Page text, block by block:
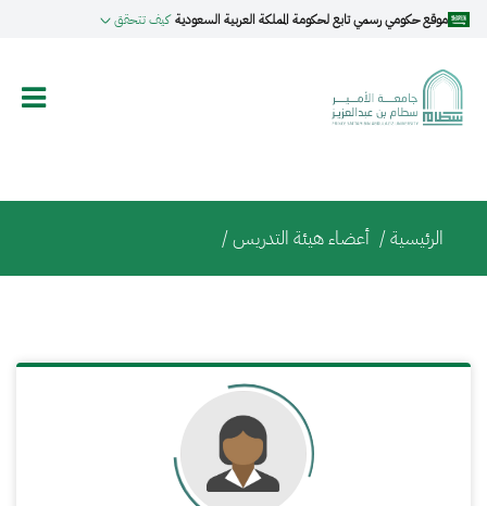
تجاوز
الرئيسي
موقع حكومي رسمي تابع لحكومة المملكة العربية السعودية كيف تتحقق
Breadcrumb
الرئيسية/ أعضاء هيئة التدريس /